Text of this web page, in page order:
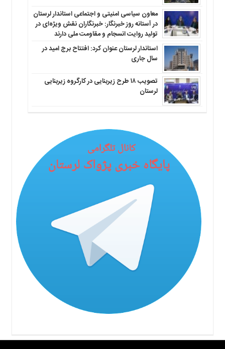
معاون سیاسی امنیتی و اجتماعی استاندار لرستان
در آستانه روز خبرنگار: خبرنگاران نقش ویژه‌ای در
تولید روایت انسجام و مقاومت ملی دارند
استاندار لرستان عنوان کرد: افتتاح برج امید در
سال جاری
تصویب ۱۸ طرح زیربنایی در کارگروه زیربنایی
لرستان